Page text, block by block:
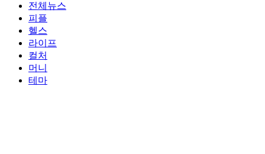
전체뉴스
피플
헬스
라이프
컬처
머니
테마